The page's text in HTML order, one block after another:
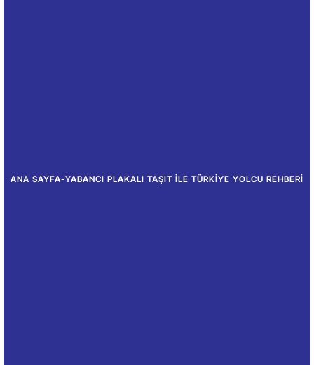
ANA SAYFA-YABANCI PLAKALI TAŞIT ILE TÜRKIYE YOLCU REHBERI